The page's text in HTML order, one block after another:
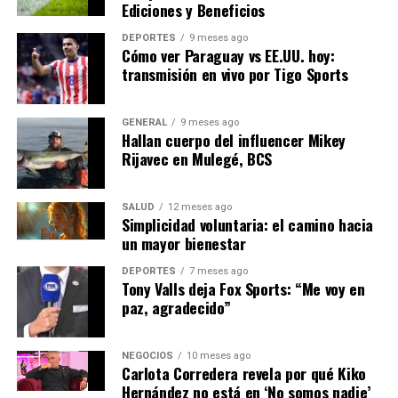
abordarse antes de que esta tecnología se adopte a gran
escala. La durabilidad de los nuevos materiales y la
capacidad de producción a gran escala son cuestiones
que los investigadores están trabajando para resolver.
Además, las políticas gubernamentales jugarán un
papel crucial en la implementación de esta tecnología.
La necesidad de incentivos y regulaciones que
promuevan el uso de energías renovables es más
urgente que nunca.
“Los gobiernos deben estar
preparados para apoyar
estas innovaciones,
facilitando su integración
en el mercado”, sugirió el
Ediciones y Beneficios
DEPORTES 9 meses ago
Cómo ver Paraguay vs EE.UU. hoy:
transmisión en vivo por Tigo Sports
GENERAL 9 meses ago
Hallan cuerpo del influencer Mikey
Rijavec en Mulegé, BCS
SALUD 12 meses ago
Simplicidad voluntaria: el camino hacia
un mayor bienestar
DEPORTES 7 meses ago
Tony Valls deja Fox Sports: “Me voy en
paz, agradecido”
NEGOCIOS 10 meses ago
Carlota Corredera revela por qué Kiko
Hernández no está en ‘No somos nadie’